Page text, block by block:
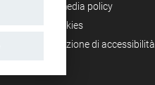
Social media policy
Info cookies
Dichiarazione di accessibilità